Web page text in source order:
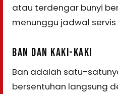
atau terdengar bunyi
menunggu jadwal servis
BAN DAN KAKI-KAKI
Ban adalah satu-
bersentuhan langsung